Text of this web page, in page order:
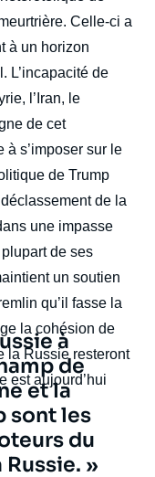
Celle-ci a
à un horizon
L’incapacité de
l’Iran, le
de cet
à s’imposer sur le
de Trump
de la
une impasse
de ses
un soutien
qu’il fasse la
la cohésion de
la Russie resteront
est aujourd’hui
à
de
et la
sont les
du
»